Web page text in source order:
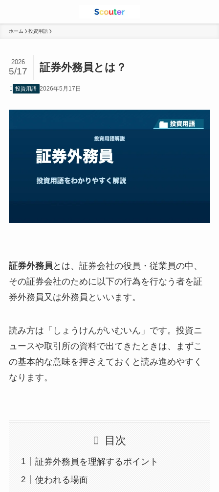
ホーム 投資用語
証券外務員とは？
2026
5/17
投資用語 2026年5月17日
証券外務員 とは、証券会社の役員・従業員の中、
その証券会社のために以下の行為を行なう者を証
券外務員又は外務員といいます。
読み方は「しょうけんがいむいん」です。投資ニ
ュースや取引所の資料で出てきたときは、まずこ
の基本的な意味を押さえておくと読み進めやすく
なります。
目次
証券外務員を理解するポイント
使われる場面